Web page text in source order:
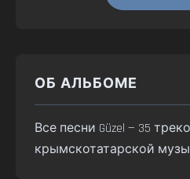
ОБ АЛЬБОМЕ
Все песни Güzel — 35
крымскотатарской